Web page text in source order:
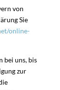
von
Sie
online-
bei uns, bis
zur